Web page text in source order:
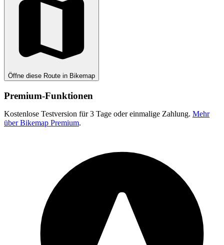
Öffne diese Route in Bikemap
Premium-Funktionen
Kostenlose Testversion für 3 Tage oder einmalige Zahlung. Mehr
über Bikemap Premium.